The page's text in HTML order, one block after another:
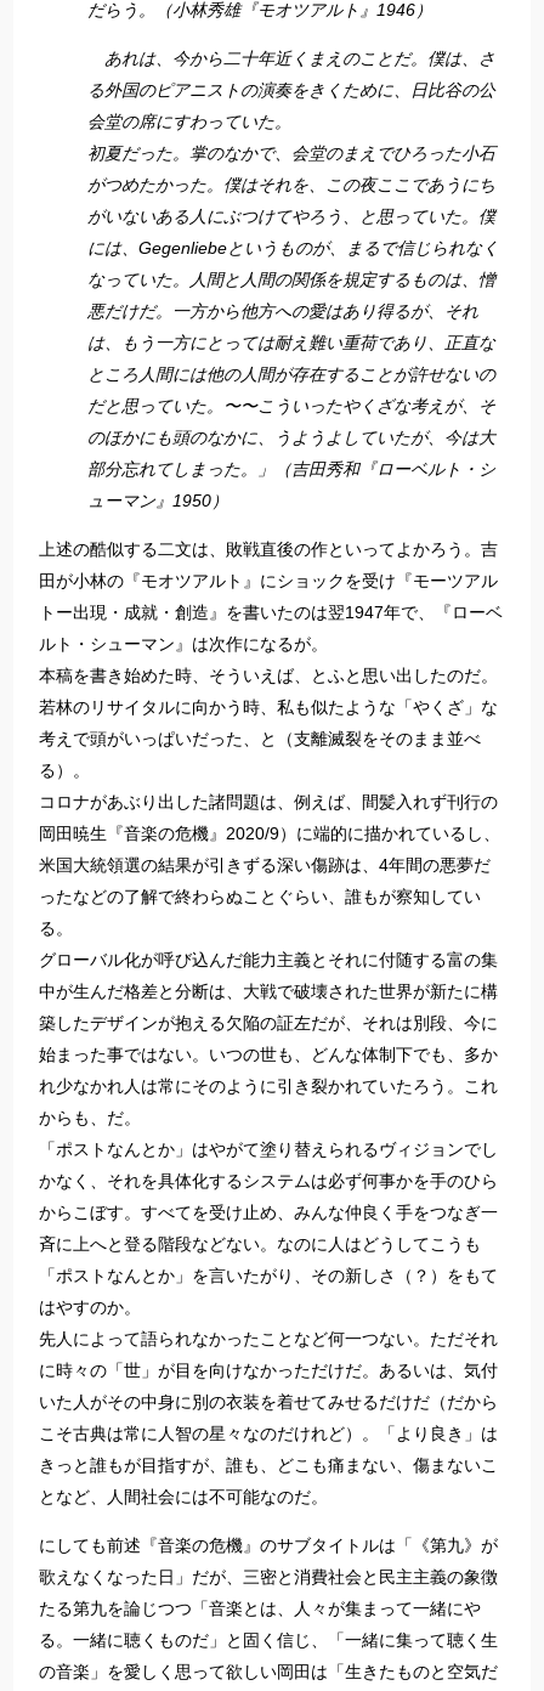
だらう。（小林秀雄『モオツアルト』1946）
あれは、今から二十年近くまえのことだ。僕は、さ
る外国のピアニストの演奏をきくために、日比谷の公
会堂の席にすわっていた。
初夏だった。掌のなかで、会堂のまえでひろった小石
がつめたかった。僕はそれを、この夜ここであうにち
がいないある人にぶつけてやろう、と思っていた。僕
には、Gegenliebeというものが、まるで信じられなく
なっていた。人間と人間の関係を規定するものは、憎
悪だけだ。一方から他方への愛はあり得るが、それ
は、もう一方にとっては耐え難い重荷であり、正直な
ところ人間には他の人間が存在することが許せないの
だと思っていた。〜〜こういったやくざな考えが、そ
のほかにも頭のなかに、うようよしていたが、今は大
部分忘れてしまった。」（吉田秀和『ローベルト・シ
ューマン』1950）
上述の酷似する二文は、敗戦直後の作といってよかろう。吉
田が小林の『モオツアルト』にショックを受け『モーツアル
トー出現・成就・創造』を書いたのは翌1947年で、『ローベ
ルト・シューマン』は次作になるが。
本稿を書き始めた時、そういえば、とふと思い出したのだ。
若林のリサイタルに向かう時、私も似たような「やくざ」な
考えで頭がいっぱいだった、と（支離滅裂をそのまま並べ
る）。
コロナがあぶり出した諸問題は、例えば、間髪入れず刊行の
岡田暁生『音楽の危機』2020/9）に端的に描かれているし、
米国大統領選の結果が引きずる深い傷跡は、4年間の悪夢だ
ったなどの了解で終わらぬことぐらい、誰もが察知してい
る。
グローバル化が呼び込んだ能力主義とそれに付随する富の集
中が生んだ格差と分断は、大戦で破壊された世界が新たに構
築したデザインが抱える欠陥の証左だが、それは別段、今に
始まった事ではない。いつの世も、どんな体制下でも、多か
れ少なかれ人は常にそのように引き裂かれていたろう。これ
からも、だ。
「ポストなんとか」はやがて塗り替えられるヴィジョンでし
かなく、それを具体化するシステムは必ず何事かを手のひら
からこぼす。すべてを受け止め、みんな仲良く手をつなぎ一
斉に上へと登る階段などない。なのに人はどうしてこうも
「ポストなんとか」を言いたがり、その新しさ（？）をもて
はやすのか。
先人によって語られなかったことなど何一つない。ただそれ
に時々の「世」が目を向けなかっただけだ。あるいは、気付
いた人がその中身に別の衣装を着せてみせるだけだ（だから
こそ古典は常に人智の星々なのだけれど）。「より良き」は
きっと誰もが目指すが、誰も、どこも痛まない、傷まないこ
となど、人間社会には不可能なのだ。
にしても前述『音楽の危機』のサブタイトルは「《第九》が
歌えなくなった日」だが、三密と消費社会と民主主義の象徴
たる第九を論じつつ「音楽とは、人々が集まって一緒にや
る。一緒に聴くものだ」と固く信じ、「一緒に集って聴く生
の音楽」を愛しく思って欲しい岡田は「生きたものと空気だ